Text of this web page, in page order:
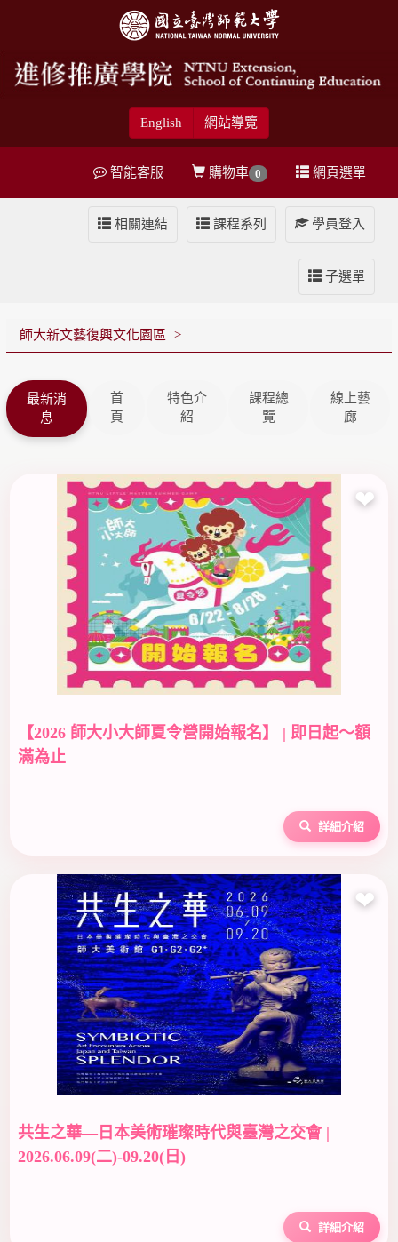
English 網站導覽
網頁選單
購物車 0
智能客服
學員登入
課程系列
相關連結
子選單
師大新文藝復興文化園區
最新消
息
首
頁
特色介
紹
課程總
覽
線上藝
廊
❤
【2026 師大小大師夏令營開始報名】 | 即日起～額
滿為止
詳細介紹
❤
共生之華—日本美術璀璨時代與臺灣之交會 |
2026.06.09(二)-09.20(日)
詳細介紹